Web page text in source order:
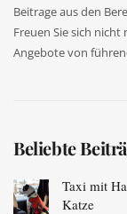
Beitrage aus den
Freuen Sie sich
Angebote von
Beliebte
Taxi mit
Katze